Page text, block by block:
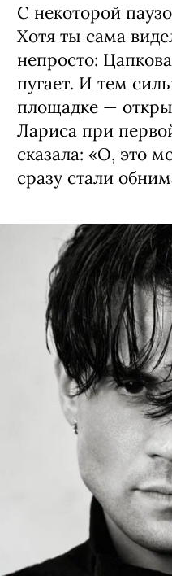
С некоторой
Хотя ты сама
непросто:
пугает. И тем
площадке —
Лариса при
сказала: «О, это
сразу стали